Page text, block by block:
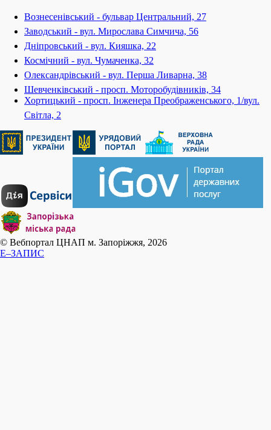
Вознесенівський - бульвар Центральний, 27
Заводський - вул. Мирослава Симчича, 56
Дніпровський - вул. Кияшка, 22
Космічний - вул. Чумаченка, 32
Олександрівський - вул. Перша Ливарна, 38
Шевченківський - просп. Моторобудівників, 34
Хортицький - просп. Інженера Преображенського, 1/вул.
Світла, 2
© Вебпортал ЦНАП м. Запоріжжя, 2026
E–ЗАПИС